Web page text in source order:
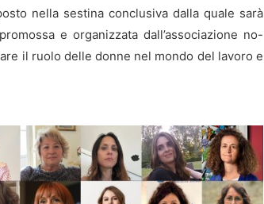
nella sestina conclusiva dalla quale sarà
e organizzata dall’associazione no-
il ruolo delle donne nel mondo del lavoro e